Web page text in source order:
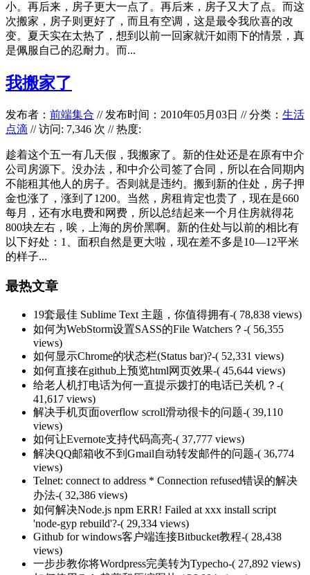
小。再后来，房子更大一点了。再后来，房子又大了点。而这
次搬家，房子则更好了，而且有空调，这是最令我欣喜的改
变。夏天实在太热了，想到以前一回家就汗如雨下的情景，真
是佩服自己的忍耐力。而...
我搬家了
发布者： 前端集合 // 发布时间：2010年05月03日 //分类： 生活
点滴 // 访问: 7,346 次 // 热度:
趁着这个五一有几天假，我搬家了。新的住处还是在原有中介
公司房源下。没办法，和中介公司签了合同，所以在合同期内
不能租其他人的房子。否则就是违约。搬到新的住处，房子押
金也涨了，涨到了1200。当然，房租肯定也贵了，现在是660
每月，还有水电费和网费，所以总结起来一个月住房就得花
800块左右，唉，上海的房价黑啊。新的住处与以前的相比有
以下好处：1、面积自然是更大啦，现在差不多是10—12平米
的样子...
最热文章
19套最佳 Sublime Text 主题，你值得拥有-( 78,838 views)
如何为WebStorm设置SASS的File Watchers？ -( 56,355
views)
如何显示Chrome的状态栏(Status bar)?-( 52,331 views)
如何直接在github上预览html网页效果-( 45,644 views)
给老人机打电话为何一直提示拨打的电话已关机？ -(
41,617 views)
解决手机页面overflow scroll滑动很卡的问题-( 39,110
views)
如何让Evernote支持代码高亮-( 37,777 views)
解决QQ邮箱收不到Gmail自动转发邮件的问题-( 36,774
views)
Telnet: connect to address * Connection refused错误的解决
办法-( 32,386 views)
如何解决Node.js npm ERR! Failed at xxx install script
'node-gyp rebuild'?-( 29,334 views)
Github for windows客户端连接Bitbucket教程-( 28,438
views)
一步步教你将Wordpress完美转为Typecho-( 27,892 views)